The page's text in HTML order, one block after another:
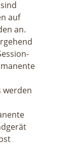
auf
an.
werden